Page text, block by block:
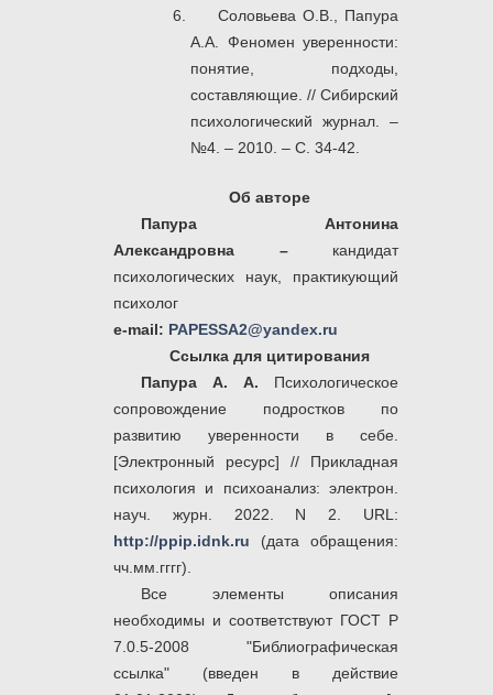
Соловьева О.В., Папура
А.А. Феномен уверенности:
понятие, подходы,
составляющие. // Сибирский
психологический журнал. –
№4. – 2010. – С. 34-42.
Об авторе
Папура Антонина
Александровна – кандидат
психологических наук, практикующий
психолог
e-mail: PAPESSA2@yandex.ru
Ссылка для цитирования
Папура А. А. Психологическое
сопровождение подростков по
развитию уверенности в себе.
[Электронный ресурс] // Прикладная
психология и психоанализ: электрон.
науч. журн. 2022. N 2. URL:
http://ppip.idnk.ru (дата обращения:
чч.мм.гггг).
Все элементы описания
необходимы и соответствуют ГОСТ Р
7.0.5-2008 "Библиографическая
ссылка" (введен в действие